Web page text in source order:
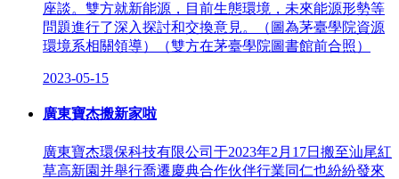
座談。雙方就新能源，目前生態環境，未來能源形勢等
問題進行了深入探討和交換意見。（圖為茅臺學院資源
環境系相關領導）（雙方在茅臺學院圖書館前合照）
2023-05-15
廣東寶杰搬新家啦
廣東寶杰環保科技有限公司于2023年2月17日搬至汕尾紅
草高新園并舉行喬遷慶典合作伙伴行業同仁也紛紛發來